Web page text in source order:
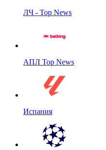
ЛЧ - Top News
АПЛ Top News
Испания